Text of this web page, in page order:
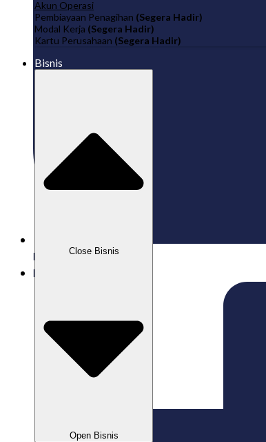
Akun Operasi
Pembiayaan Penagihan (Segera Hadir)
Modal Kerja (Segera Hadir)
Kartu Perusahaan (Segera Hadir)
Bisnis
Close Bisnis
Open Bisnis
Published:16/07/2025
Labamu